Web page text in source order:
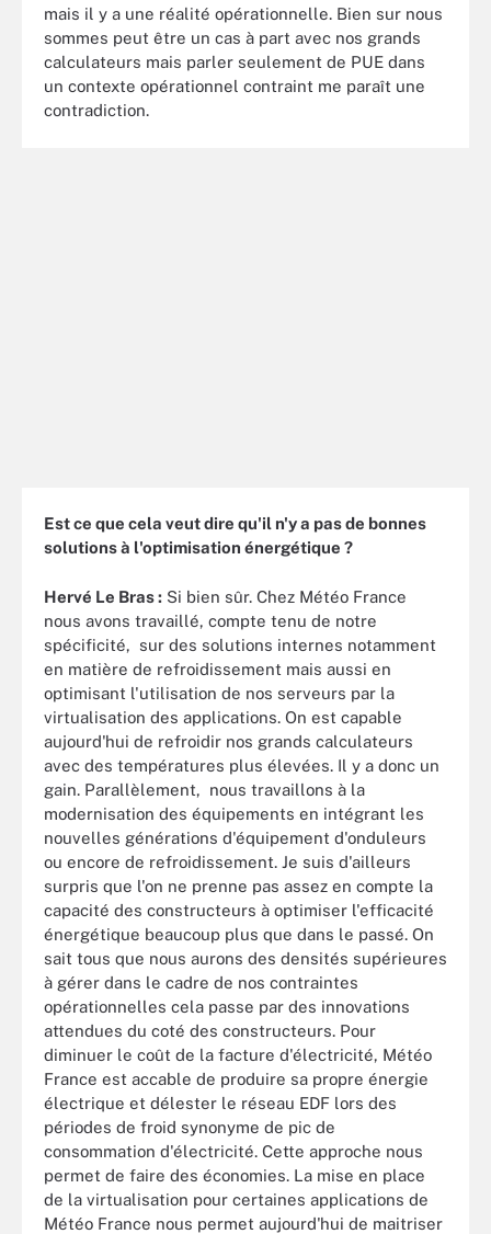
mais il y a une réalité opérationnelle. Bien sur nous
sommes peut être un cas à part avec nos grands
calculateurs mais parler seulement de PUE dans
un contexte opérationnel contraint me paraît une
contradiction.
Est ce que cela veut dire qu'il n'y a pas de bonnes
solutions à l'optimisation énergétique ?
Hervé Le Bras : Si bien sûr. Chez Météo France
nous avons travaillé, compte tenu de notre
spécificité, sur des solutions internes notamment
en matière de refroidissement mais aussi en
optimisant l'utilisation de nos serveurs par la
virtualisation des applications. On est capable
aujourd'hui de refroidir nos grands calculateurs
avec des températures plus élevées. Il y a donc un
gain. Parallèlement, nous travaillons à la
modernisation des équipements en intégrant les
nouvelles générations d'équipement d'onduleurs
ou encore de refroidissement. Je suis d'ailleurs
surpris que l'on ne prenne pas assez en compte la
capacité des constructeurs à optimiser l'efficacité
énergétique beaucoup plus que dans le passé. On
sait tous que nous aurons des densités supérieures
à gérer dans le cadre de nos contraintes
opérationnelles cela passe par des innovations
attendues du coté des constructeurs. Pour
diminuer le coût de la facture d'électricité, Météo
France est accable de produire sa propre énergie
électrique et délester le réseau EDF lors des
périodes de froid synonyme de pic de
consommation d'électricité. Cette approche nous
permet de faire des économies. La mise en place
de la virtualisation pour certaines applications de
Météo France nous permet aujourd'hui de maitriser